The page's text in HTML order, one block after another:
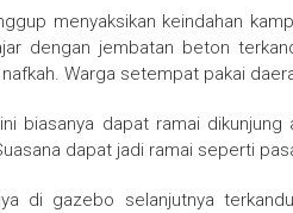
menyaksikan keindahan
dengan jembatan beton
Warga setempat pakai
biasanya dapat ramai
dapat jadi ramai seperti
di gazebo selanjutnya